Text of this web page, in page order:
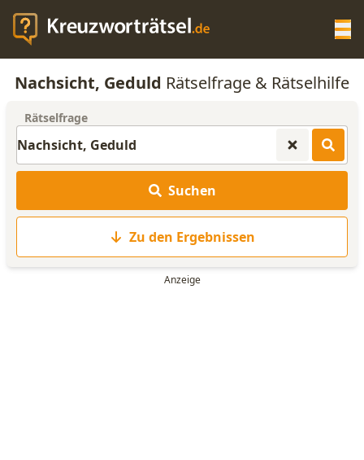
KREUZWORTRÄTSEL-HILFE
ANAGRAMM-GENERATOR
Nachsicht, Geduld Rätselfrage & Rätselhilfe
Rätselfrage
Suchen
Zu den Ergebnissen